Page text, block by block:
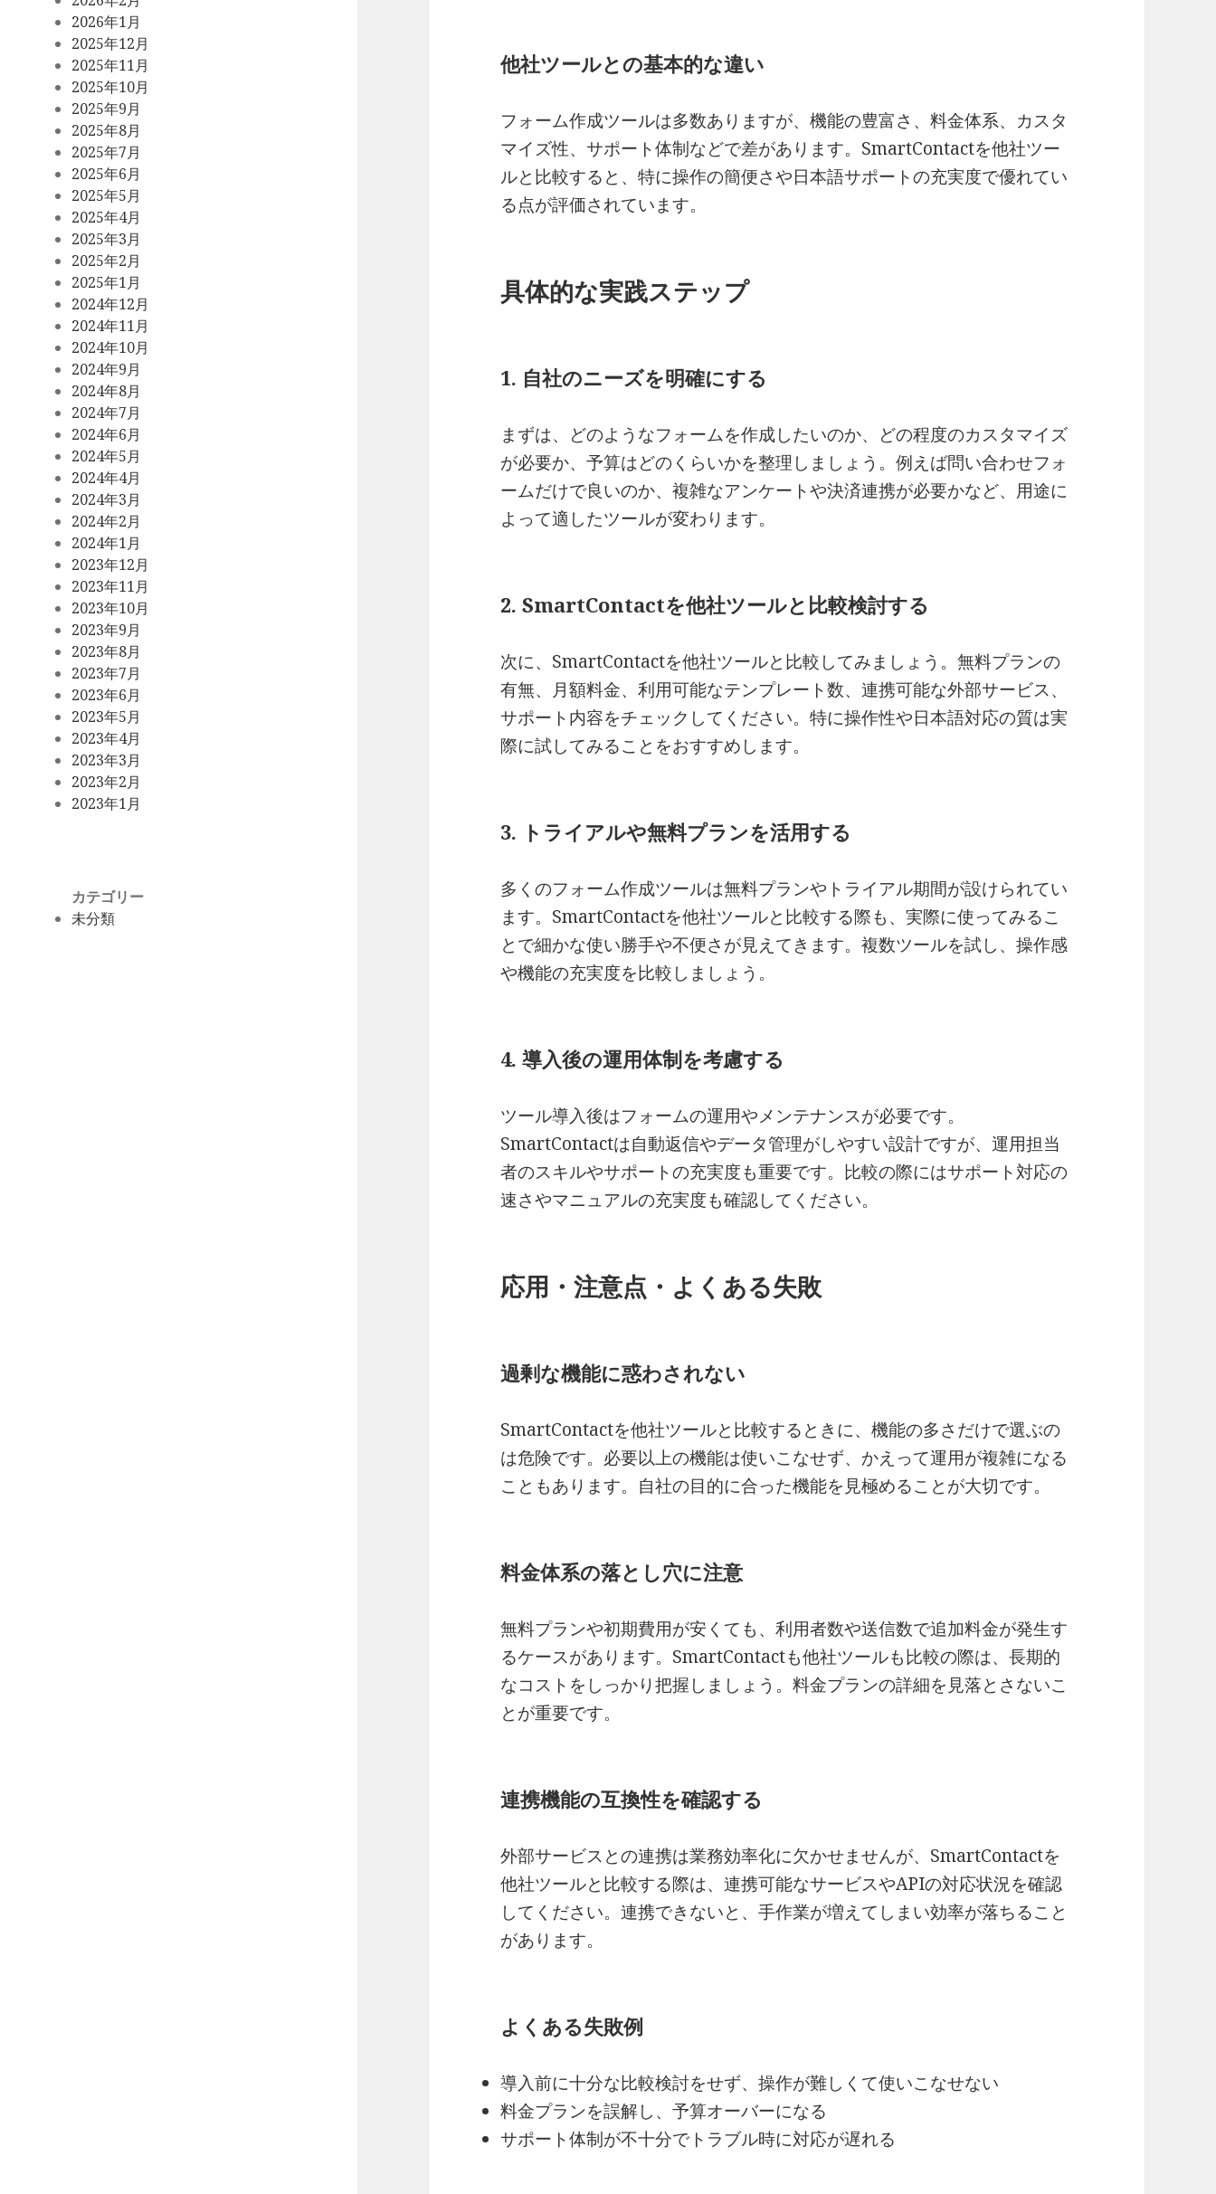
2026年1月
2025年12月
2025年11月
2025年10月
2025年9月
2025年8月
2025年7月
2025年6月
2025年5月
2025年4月
2025年3月
2025年2月
2025年1月
2024年12月
2024年11月
2024年10月
2024年9月
2024年8月
2024年7月
2024年6月
2024年5月
2024年4月
2024年3月
2024年2月
2024年1月
2023年12月
2023年11月
2023年10月
2023年9月
2023年8月
2023年7月
2023年6月
2023年5月
2023年4月
2023年3月
2023年2月
2023年1月
カテゴリー
未分類
他社ツールとの基本的な違い
フォーム作成ツールは多数ありますが、機能の豊富さ、料金体系、カスタ
マイズ性、サポート体制などで差があります。SmartContactを他社ツー
ルと比較すると、特に操作の簡便さや日本語サポートの充実度で優れてい
る点が評価されています。
具体的な実践ステップ
1. 自社のニーズを明確にする
まずは、どのようなフォームを作成したいのか、どの程度のカスタマイズ
が必要か、予算はどのくらいかを整理しましょう。例えば問い合わせフォ
ームだけで良いのか、複雑なアンケートや決済連携が必要かなど、用途に
よって適したツールが変わります。
2. SmartContactを他社ツールと比較検討する
次に、SmartContactを他社ツールと比較してみましょう。無料プランの
有無、月額料金、利用可能なテンプレート数、連携可能な外部サービス、
サポート内容をチェックしてください。特に操作性や日本語対応の質は実
際に試してみることをおすすめします。
3. トライアルや無料プランを活用する
多くのフォーム作成ツールは無料プランやトライアル期間が設けられてい
ます。SmartContactを他社ツールと比較する際も、実際に使ってみるこ
とで細かな使い勝手や不便さが見えてきます。複数ツールを試し、操作感
や機能の充実度を比較しましょう。
4. 導入後の運用体制を考慮する
ツール導入後はフォームの運用やメンテナンスが必要です。
SmartContactは自動返信やデータ管理がしやすい設計ですが、運用担当
者のスキルやサポートの充実度も重要です。比較の際にはサポート対応の
速さやマニュアルの充実度も確認してください。
応用・注意点・よくある失敗
過剰な機能に惑わされない
SmartContactを他社ツールと比較するときに、機能の多さだけで選ぶの
は危険です。必要以上の機能は使いこなせず、かえって運用が複雑になる
こともあります。自社の目的に合った機能を見極めることが大切です。
料金体系の落とし穴に注意
無料プランや初期費用が安くても、利用者数や送信数で追加料金が発生す
るケースがあります。SmartContactも他社ツールも比較の際は、長期的
なコストをしっかり把握しましょう。料金プランの詳細を見落とさないこ
とが重要です。
連携機能の互換性を確認する
外部サービスとの連携は業務効率化に欠かせませんが、SmartContactを
他社ツールと比較する際は、連携可能なサービスやAPIの対応状況を確認
してください。連携できないと、手作業が増えてしまい効率が落ちること
があります。
よくある失敗例
導入前に十分な比較検討をせず、操作が難しくて使いこなせない
料金プランを誤解し、予算オーバーになる
サポート体制が不十分でトラブル時に対応が遅れる